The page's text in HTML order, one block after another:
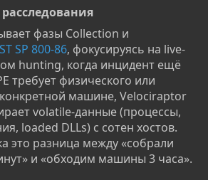
фазы Collection и
SP 800-86, фокусируясь на live-
hunting, когда инцидент ещё
требует физического или
машине, Velociraptor
volatile-данные (процессы,
loaded DLLs) с сотен хостов.
это разница между «собрали
и «обходим машины 3 часа».